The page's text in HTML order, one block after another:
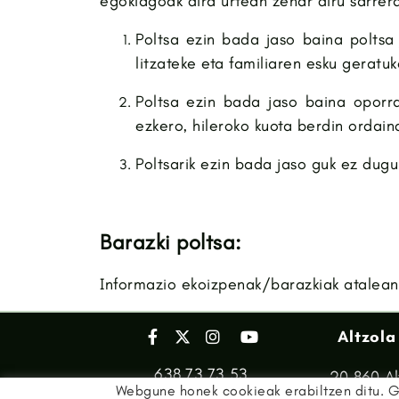
Poltsa ezin bada jaso baina
litzateke eta familiaren esku
Poltsa ezin bada jaso baina
ezkero, hileroko kuota berdin
Poltsarik ezin bada jaso guk ez
Barazki poltsa:
Informazio ekoizpenak/barazkiak
638 73 73 53
info@beraseta.eus
Altzola
20.860
Webgune honek cookieak erabiltzen ditu.